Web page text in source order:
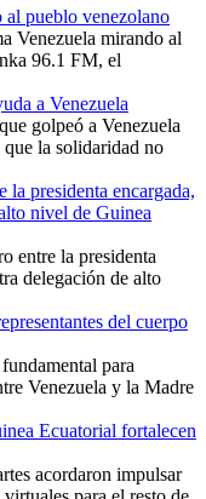
pueblo venezolano
Venezuela mirando al
96.1 FM, el
a Venezuela
golpeó a Venezuela
la solidaridad no
la presidenta encargada,
nivel de Guinea
entre la presidenta
delegación de alto
del cuerpo
para
Venezuela y la Madre
Ecuatorial fortalecen
acordaron impulsar